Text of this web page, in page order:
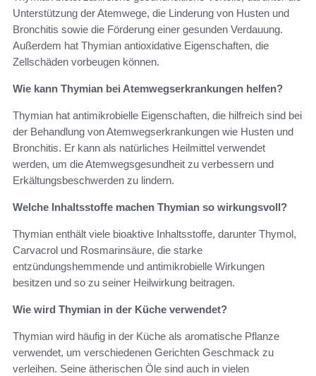
Unterstützung der Atemwege, die Linderung von Husten und
Bronchitis sowie die Förderung einer gesunden Verdauung.
Außerdem hat Thymian antioxidative Eigenschaften, die
Zellschäden vorbeugen können.
Wie kann Thymian bei Atemwegserkrankungen helfen?
Thymian hat antimikrobielle Eigenschaften, die hilfreich sind bei
der Behandlung von Atemwegserkrankungen wie Husten und
Bronchitis. Er kann als natürliches Heilmittel verwendet
werden, um die Atemwegsgesundheit zu verbessern und
Erkältungsbeschwerden zu lindern.
Welche Inhaltsstoffe machen Thymian so wirkungsvoll?
Thymian enthält viele bioaktive Inhaltsstoffe, darunter Thymol,
Carvacrol und Rosmarinsäure, die starke
entzündungshemmende und antimikrobielle Wirkungen
besitzen und so zu seiner Heilwirkung beitragen.
Wie wird Thymian in der Küche verwendet?
Thymian wird häufig in der Küche als aromatische Pflanze
verwendet, um verschiedenen Gerichten Geschmack zu
verleihen. Seine ätherischen Öle sind auch in vielen